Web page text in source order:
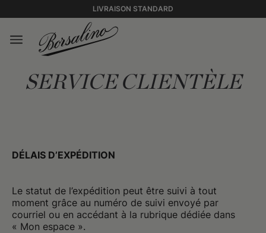
LIVRAISON STANDARD
SERVICE CLIENTÈLE
DÉLAIS D’EXPÉDITION
Le statut de l’expédition peut être suivi à tout
moment grâce au numéro de suivi envoyé par
courriel ou en accédant à la rubrique dédiée dans
« Mon espace ».